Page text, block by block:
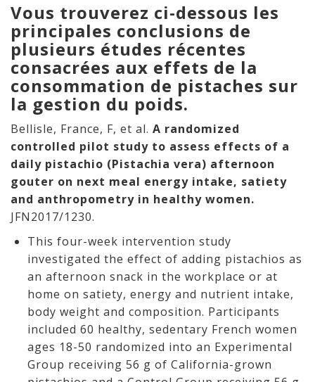
Vous trouverez ci-dessous les
principales conclusions de
plusieurs études récentes
consacrées aux effets de la
consommation de pistaches sur
la gestion du poids.
Bellisle, France, F, et al. A randomized
controlled pilot study to assess effects of a
daily pistachio (Pistachia vera) afternoon
gouter on next meal energy intake, satiety
and anthropometry in healthy women.
JFN2017/1230.
This four-week intervention study
investigated the effect of adding pistachios as
an afternoon snack in the workplace or at
home on satiety, energy and nutrient intake,
body weight and composition. Participants
included 60 healthy, sedentary French women
ages 18-50 randomized into an Experimental
Group receiving 56 g of California-grown